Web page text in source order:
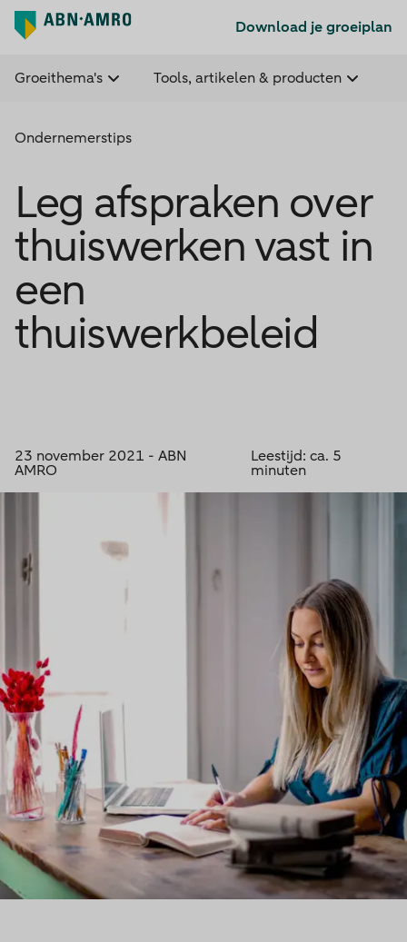
Download je groeiplan
Groeithema's Tools, artikelen & producten
Ondernemerstips
Leg afspraken over
thuiswerken vast in
een
thuiswerkbeleid
23 november 2021 - ABN
AMRO
Leestijd: ca. 5
minuten